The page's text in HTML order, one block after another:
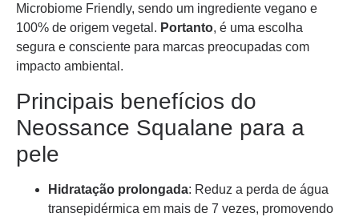
Microbiome Friendly, sendo um ingrediente vegano e
100% de origem vegetal. Portanto, é uma escolha
segura e consciente para marcas preocupadas com
impacto ambiental.
Principais benefícios do
Neossance Squalane para a
pele
Hidratação prolongada: Reduz a perda de água
transepidérmica em mais de 7 vezes, promovendo